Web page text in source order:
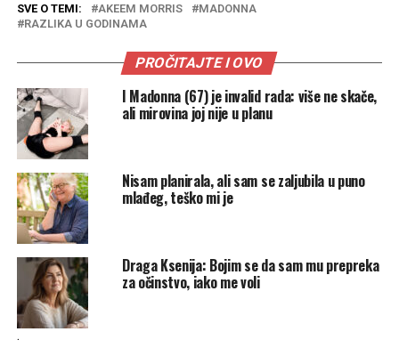
SVE O TEMI: AKEEM MORRIS
MADONNA
RAZLIKA U GODINAMA
PROČITAJTE I OVO
I Madonna (67) je invalid rada: više ne skače,
ali mirovina joj nije u planu
Nisam planirala, ali sam se zaljubila u puno
mlađeg, teško mi je
Draga Ksenija: Bojim se da sam mu prepreka
za očinstvo, iako me voli
.